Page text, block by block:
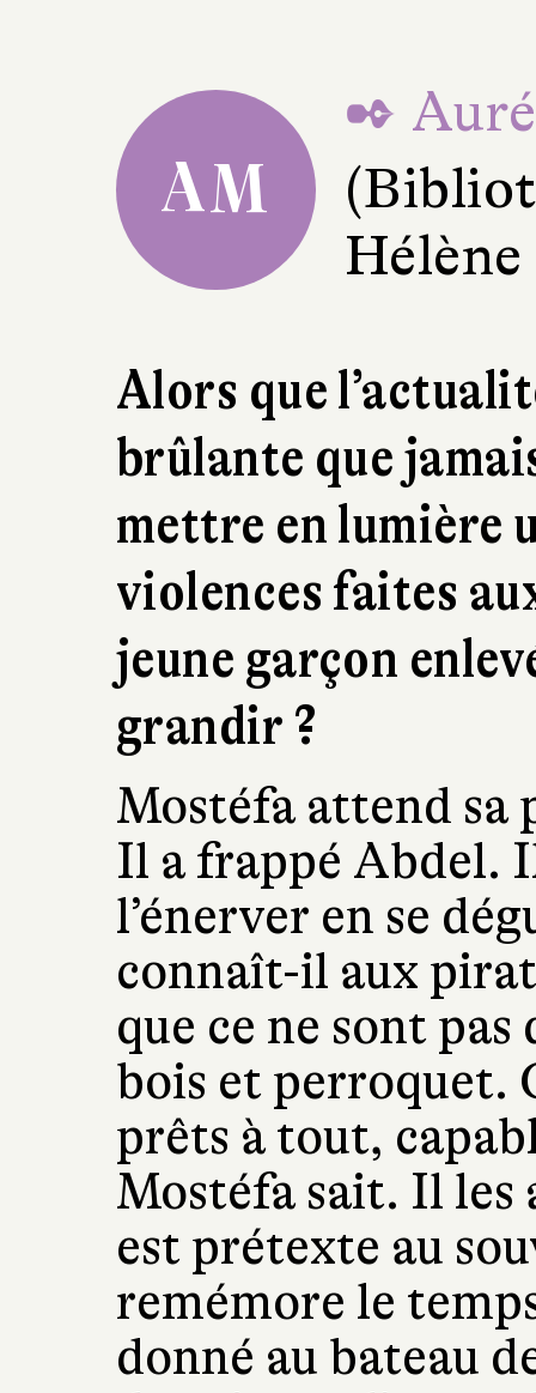
AM
✒
Alors que
brûlante que
mettre en lumière
violences faites
jeune garçon
grandir ?
Mostéfa attend sa
Il a frappé Abdel.
l’énerver en se
connaît-il aux
que ce ne sont pas
bois et perroquet.
prêts à tout,
Mostéfa sait. Il les
est prétexte au
remémore le
donné au bateau